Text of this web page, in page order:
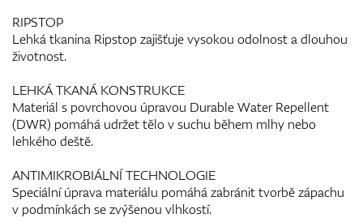
RIPSTOP
Lehká tkanina Ripstop zajišťuje vysokou odolnost a dlouhou
životnost.
LEHKÁ TKANÁ KONSTRUKCE
Materiál s povrchovou úpravou Durable Water Repellent
(DWR) pomáhá udržet tělo v suchu během mlhy nebo
lehkého deště.
ANTIMIKROBIÁLNÍ TECHNOLOGIE
Speciální úprava materiálu pomáhá zabránit tvorbě zápachu
v podmínkách se zvýšenou vlhkostí.